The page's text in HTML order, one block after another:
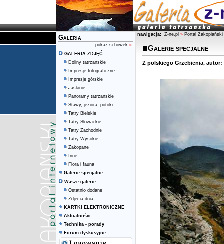
Galeria
pokaż schowek »
GALERIA ZDJĘĆ
Doliny tatrzańskie
Impresje fotograficzne
Impresje górskie
Jaskinie
Panoramy tatrzańskie
Stawy, jeziora, potoki...
Tatry Bielskie
Tatry Słowackie
Tatry Zachodnie
Tatry Wysokie
Zakopane
Inne
Flora i fauna
Galerie specjalne
Wasze galerie
Ostatnio dodane
Zdjęcia dnia
KARTKI ELEKTRONICZNE
Aktualności
Technika - porady
Forum dyskusyjne
nawigacja: Z-ne.pl » Portal Zakopiański
Galerie specjalne
Z polskiego Grzebienia, autor: